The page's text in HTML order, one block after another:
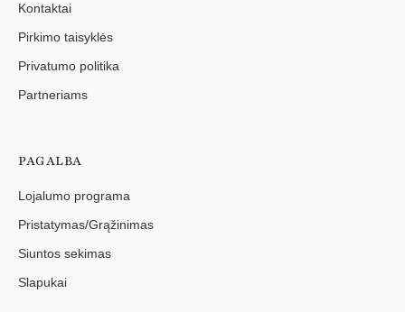
Kontaktai
Pirkimo taisyklės
Privatumo politika
Partneriams
PAGALBA
Lojalumo programa
Pristatymas/Grąžinimas
Siuntos sekimas
Slapukai